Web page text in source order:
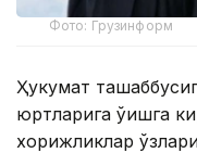
Фото: Грузинформ
Ҳукумат
юртларига ўқишга
хорижликлар